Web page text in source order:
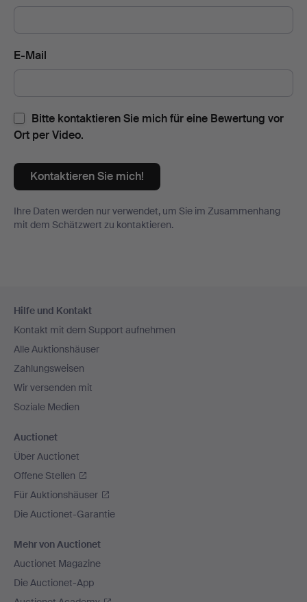
E-Mail
Bitte kontaktieren Sie mich für eine Bewertung vor
Ort per Video.
Kontaktieren Sie mich!
Ihre Daten werden nur verwendet, um Sie im Zusammenhang
mit dem Schätzwert zu kontaktieren.
Navigation
Hilfe und Kontakt
Kontakt mit dem Support aufnehmen
Alle Auktionshäuser
Zahlungsweisen
Wir versenden mit
Soziale Medien
Auctionet
Über Auctionet
Offene Stellen
Für Auktionshäuser
Die Auctionet-Garantie
Mehr von Auctionet
Auctionet Magazine
Die Auctionet-App